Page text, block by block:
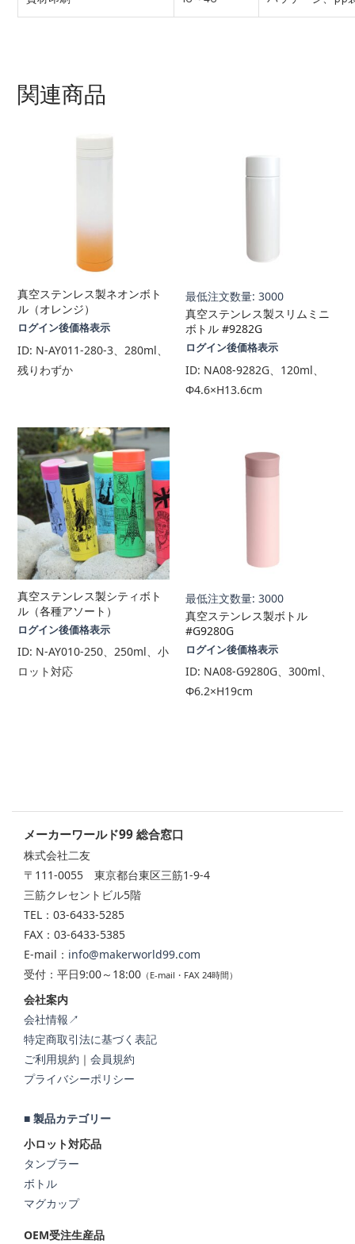
関連商品
真空ステンレス製ネオンボト
ル（オレンジ）
ログイン後価格表示
ID: N-AY011-280-3、280ml、
残りわずか
最低注文数量: 3000
真空ステンレス製スリムミニ
ボトル #9282G
ログイン後価格表示
ID: NA08-9282G、120ml、
Φ4.6×H13.6cm
真空ステンレス製シティボト
ル（各種アソート）
ログイン後価格表示
ID: N-AY010-250、250ml、小
ロット対応
最低注文数量: 3000
真空ステンレス製ボトル
#G9280G
ログイン後価格表示
ID: NA08-G9280G、300ml、
Φ6.2×H19cm
メーカーワールド99 総合窓口
株式会社二友
〒111-0055 東京都台東区三筋1-9-4
三筋クレセントビル5階
TEL：03-6433-5285
FAX：03-6433-5385
E-mail： info@makerworld99.com
受付：平日9:00～18:00 （E-mail・FAX 24時間）
会社案内
会社情報↗
特定商取引法に基づく表記
ご利用規約 ｜ 会員規約
プライバシーポリシー
■ 製品カテゴリー
小ロット対応品
タンブラー
ボトル
マグカップ
OEM受注生産品